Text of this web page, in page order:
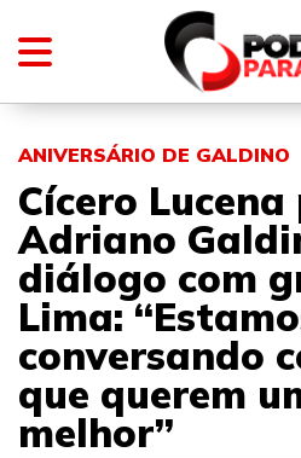
ANIVERSÁRIO DE GALDINO
Cícero
Adriano
diálogo com
Lima:
conversando
que querem
melhor”